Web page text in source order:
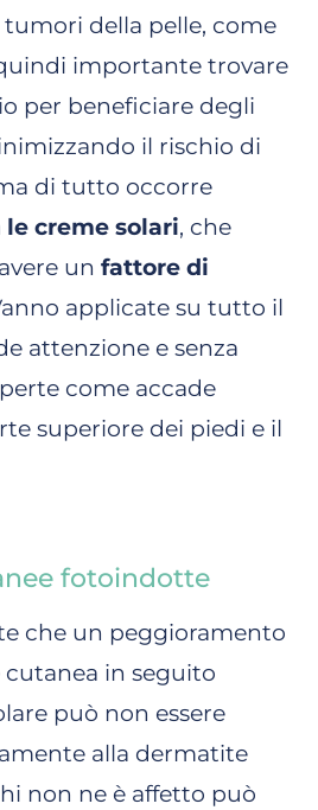
della pelle, come
importante trovare
per beneficiare degli
il rischio di
di tutto occorre
creme solari, che
un fattore di
applicate su tutto il
attenzione e senza
come accade
superiore dei piedi e il
fotoindotte
che un peggioramento
in seguito
può non essere
alla dermatite
non ne è affetto può